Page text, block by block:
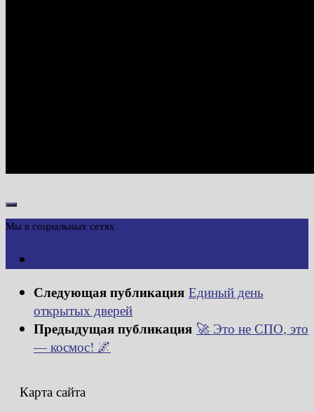
Мы в социальных сетях
Следующая публикация Единый день
открытых дверей
Предыдущая публикация 🚀 Это не СПО, это
— космос! 🌌
Карта сайта